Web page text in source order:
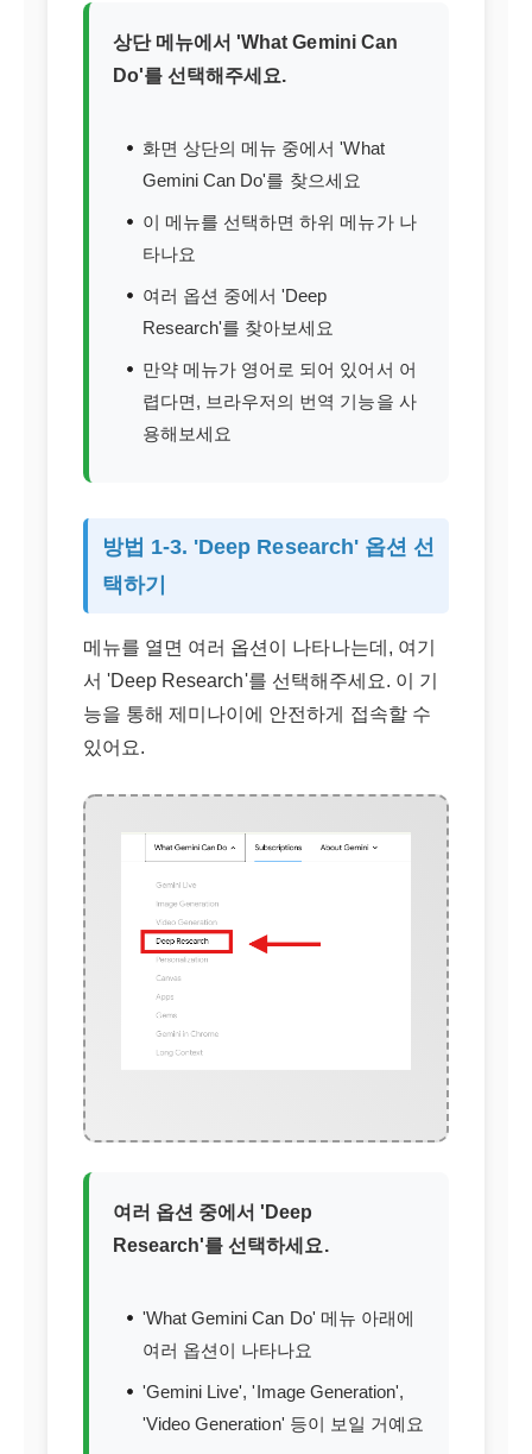
상단 메뉴에서 'What Gemini Can
Do'를 선택해주세요.
화면 상단의 메뉴 중에서 'What
Gemini Can Do'를 찾으세요
이 메뉴를 선택하면 하위 메뉴가 나
타나요
여러 옵션 중에서 'Deep
Research'를 찾아보세요
만약 메뉴가 영어로 되어 있어서 어
렵다면, 브라우저의 번역 기능을 사
용해보세요
방법 1-3. 'Deep Research' 옵션 선
택하기
메뉴를 열면 여러 옵션이 나타나는데, 여기
서 'Deep Research'를 선택해주세요. 이 기
능을 통해 제미나이에 안전하게 접속할 수
있어요.
여러 옵션 중에서 'Deep
Research'를 선택하세요.
'What Gemini Can Do' 메뉴 아래에
여러 옵션이 나타나요
'Gemini Live', 'Image Generation',
'Video Generation' 등이 보일 거예요